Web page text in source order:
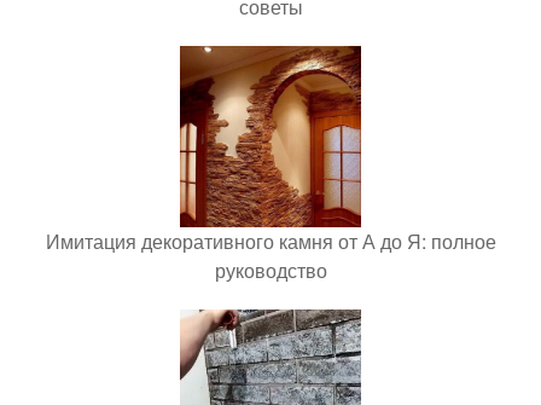
советы
Имитация декоративного камня от А до Я: полное
руководство